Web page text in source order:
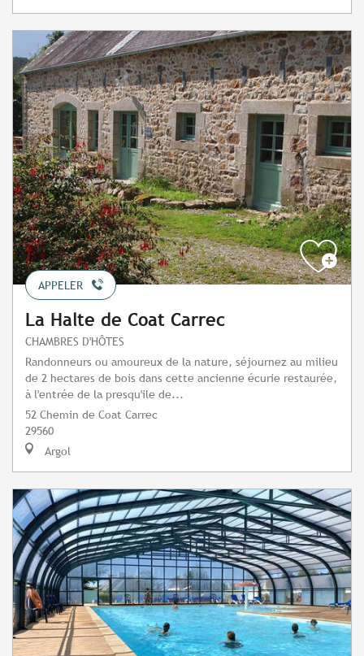
APPELER
La Halte de Coat Carrec
CHAMBRES D'HÔTES
Randonneurs ou amoureux de la nature, séjournez au milieu
de 2 hectares de bois dans cette ancienne écurie restaurée,
à l'entrée de la presqu'ile de...
52 Chemin de Coat Carrec
29560
Argol